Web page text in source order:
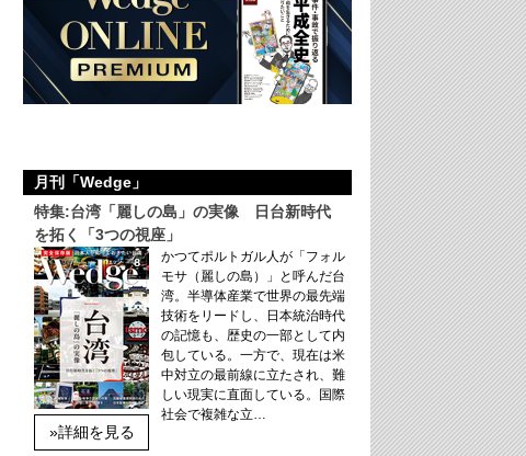
月刊「Wedge」
特集:台湾「麗しの島」の実像 日台新時代
を拓く「3つの視座」
»詳細を見る
かつてポルトガル人が「フォル
モサ（麗しの島）」と呼んだ台
湾。半導体産業で世界の最先端
技術をリードし、日本統治時代
の記憶も、歴史の一部として内
包している。一方で、現在は米
中対立の最前線に立たされ、難
しい現実に直面している。国際
社会で複雑な立…